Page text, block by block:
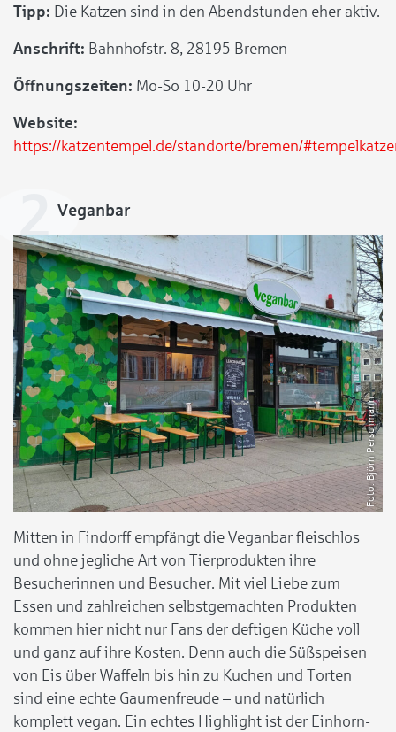
Tipp: Die Katzen sind in den Abendstunden eher aktiv.
Anschrift: Bahnhofstr. 8, 28195 Bremen
Öffnungszeiten: Mo-So 10-20 Uhr
Website:
https://katzentempel.de/standorte/bremen/
Veganbar
Björn Perschmann
Mitten in Findorff empfängt die Veganbar fleischlos
und ohne jegliche Art von Tierprodukten ihre
Besucherinnen und Besucher. Mit viel Liebe zum
Essen und zahlreichen selbstgemachten Produkten
kommen hier nicht nur Fans der deftigen Küche voll
und ganz auf ihre Kosten. Denn auch die Süßspeisen
von Eis über Waffeln bis hin zu Kuchen und Torten
sind eine echte Gaumenfreude – und natürlich
komplett vegan. Ein echtes Highlight ist der Einhorn-